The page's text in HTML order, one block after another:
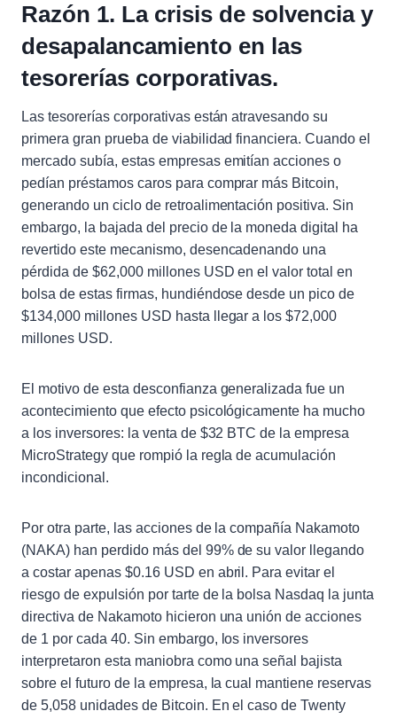
Razón 1. La crisis de solvencia y
desapalancamiento en las
tesorerías corporativas.
Las tesorerías corporativas están atravesando su
primera gran prueba de viabilidad financiera. Cuando el
mercado subía, estas empresas emitían acciones o
pedían préstamos caros para comprar más Bitcoin,
generando un ciclo de retroalimentación positiva. Sin
embargo, la bajada del precio de la moneda digital ha
revertido este mecanismo, desencadenando una
pérdida de $62,000 millones USD en el valor total en
bolsa de estas firmas, hundiéndose desde un pico de
$134,000 millones USD hasta llegar a los $72,000
millones USD.
El motivo de esta desconfianza generalizada fue un
acontecimiento que efecto psicológicamente ha mucho
a los inversores: la venta de $32 BTC de la empresa
MicroStrategy que rompió la regla de acumulación
incondicional.
Por otra parte, las acciones de la compañía Nakamoto
(NAKA) han perdido más del 99% de su valor llegando
a costar apenas $0.16 USD en abril. Para evitar el
riesgo de expulsión por tarte de la bolsa Nasdaq la junta
directiva de Nakamoto hicieron una unión de acciones
de 1 por cada 40. Sin embargo, los inversores
interpretaron esta maniobra como una señal bajista
sobre el futuro de la empresa, la cual mantiene reservas
de 5,058 unidades de Bitcoin. En el caso de Twenty